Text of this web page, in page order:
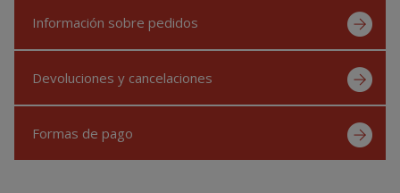
Información sobre pedidos
Devoluciones y cancelaciones
Formas de pago